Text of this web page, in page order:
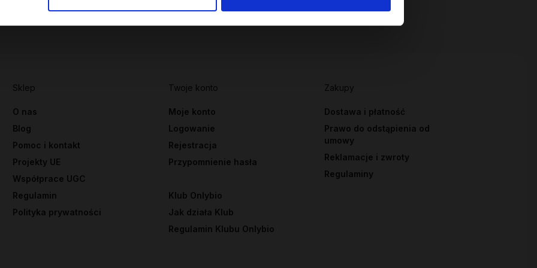
Sklep
O nas
Blog
Pomoc i kontakt
Projekty UE
Współprace UGC
Regulamin
Polityka prywatności
Twoje konto
Moje konto
Logowanie
Rejestracja
Przypomnienie hasła
Klub Onlybio
Jak działa Klub
Regulamin Klubu Onlybio
Zakupy
Dostawa i płatność
Prawo do odstąpienia od
umowy
Reklamacje i zwroty
Regulaminy